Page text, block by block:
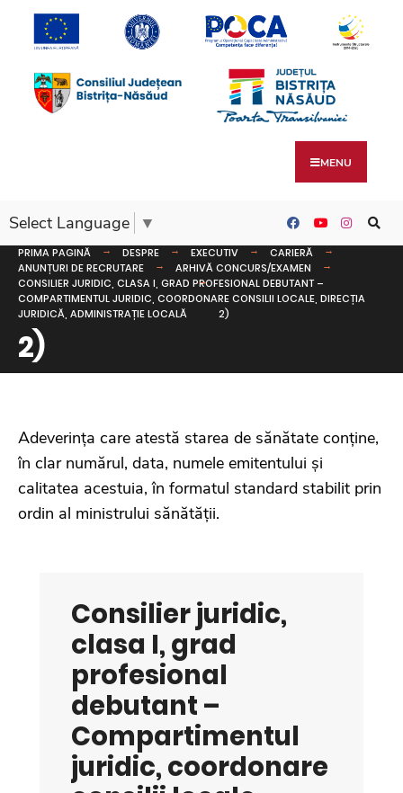
MENU
Select Language ▼
PRIMA PAGINĂ DESPRE EXECUTIV
CARIERĂ
ANUNȚURI DE RECRUTARE
ARHIVĂ CONCURS/EXAMEN
CONSILIER JURIDIC, CLASA I, GRAD PROFESIONAL DEBUTANT –
COMPARTIMENTUL JURIDIC, COORDONARE CONSILII LOCALE, DIRECȚIA
JURIDICĂ, ADMINISTRAȚIE LOCALĂ
2)
2)
Adeverința care atestă starea de sănătate conține,
în clar numărul, data, numele emitentului și
calitatea acestuia, în formatul standard stabilit prin
ordin al ministrului sănătății.
Consilier juridic,
clasa I, grad
profesional
debutant –
Compartimentul
juridic, coordonare